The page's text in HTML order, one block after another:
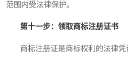
范围内受法律保护。
第十一步：领取商标注册证书
商标注册证是商标权利的法律凭